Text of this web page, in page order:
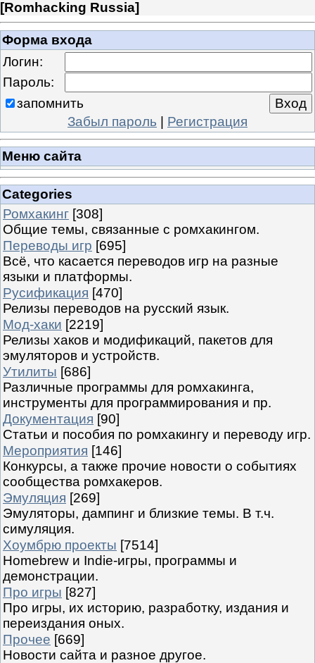
[Romhacking Russia]
Форма входа
Логин:
Пароль:
запомнить
Забыл пароль | Регистрация
Меню сайта
Categories
Ромхакинг [308]
Общие темы, связанные с ромхакингом.
Переводы игр [695]
Всё, что касается переводов игр на разные
языки и платформы.
Русификация [470]
Релизы переводов на русский язык.
Мод-хаки [2219]
Релизы хаков и модификаций, пакетов для
эмуляторов и устройств.
Утилиты [686]
Различные программы для ромхакинга,
инструменты для программирования и пр.
Документация [90]
Статьи и пособия по ромхакингу и переводу игр.
Мероприятия [146]
Конкурсы, а также прочие новости о событиях
сообщества ромхакеров.
Эмуляция [269]
Эмуляторы, дампинг и близкие темы. В т.ч.
симуляция.
Хоумбрю проекты [7514]
Homebrew и Indie-игры, программы и
демонстрации.
Про игры [827]
Про игры, их историю, разработку, издания и
переиздания оных.
Прочее [669]
Новости сайта и разное другое.